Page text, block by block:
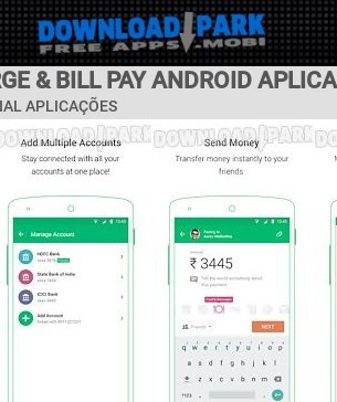
& BILL PAY ANDROID
APLICAÇÕES